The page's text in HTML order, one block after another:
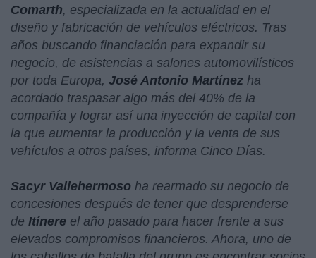
Comarth, especializada en la actualidad en el
diseño y fabricación de vehículos eléctricos. Tras
años buscando financiación para expandir su
negocio, de asistencias a salones automovilísticos
por toda Europa, José Antonio Martínez ha
acordado traspasar algo más del 40% de la
compañía y lograr así una inyección de capital con
la que aumentar la producción y la venta de sus
vehículos a otros países, informa Cinco Días.
Sacyr Vallehermoso ha rearmado su negocio de
concesiones después de tener que desprenderse
de Itínere el año pasado para hacer frente a sus
elevados compromisos financieros. Ahora, uno de